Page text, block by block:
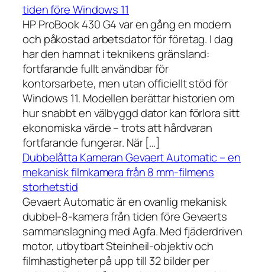
tiden före Windows 11
HP ProBook 430 G4 var en gång en modern
och påkostad arbetsdator för företag. I dag
har den hamnat i teknikens gränsland:
fortfarande fullt användbar för
kontorsarbete, men utan officiellt stöd för
Windows 11. Modellen berättar historien om
hur snabbt en välbyggd dator kan förlora sitt
ekonomiska värde – trots att hårdvaran
fortfarande fungerar. När […]
Dubbelåtta Kameran Gevaert Automatic – en
mekanisk filmkamera från 8 mm-filmens
storhetstid
Gevaert Automatic är en ovanlig mekanisk
dubbel-8-kamera från tiden före Gevaerts
sammanslagning med Agfa. Med fjäderdriven
motor, utbytbart Steinheil-objektiv och
filmhastigheter på upp till 32 bilder per